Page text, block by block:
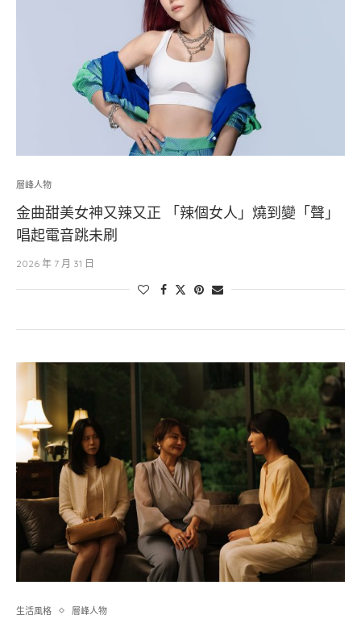
層峰⼈物
金曲甜美女神又辣又正 「辣個女人」燒到變「聲」
唱起電音跳未刷
2026 年 7 月 31 日
生活風格 層峰⼈物